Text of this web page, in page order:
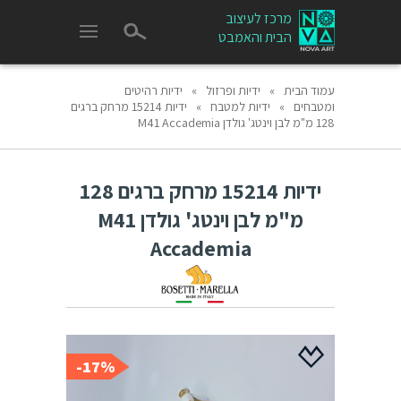
מרכז לעיצוב
הבית והאמבט
עמוד הבית » ידיות ופרזול »
ידיות רהיטים
ומטבחים
» ידיות למטבח »
ידיות 15214 מרחק ברגים
128 מ"מ לבן וינטג' גולדן M41 Accademia
ידיות 15214 מרחק ברגים 128
מ"מ לבן וינטג' גולדן M41
Accademia
17%-